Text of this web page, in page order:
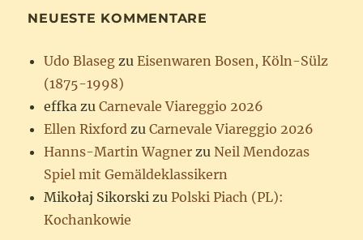
NEUESTE KOMMENTARE
Udo Blaseg zuEisenwaren Bosen, Köln-Sülz
(1875-1998)
effka zuCarnevale Viareggio 2026
Ellen Rixford zuCarnevale Viareggio 2026
Hanns-Martin Wagner zuNeil Mendozas
Spiel mit Gemäldeklassikern
Mikołaj Sikorski zuPolski Piach (PL):
Kochankowie